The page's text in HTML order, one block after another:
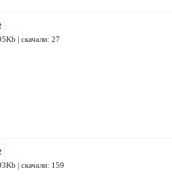
| скачали: 27
| скачали: 159